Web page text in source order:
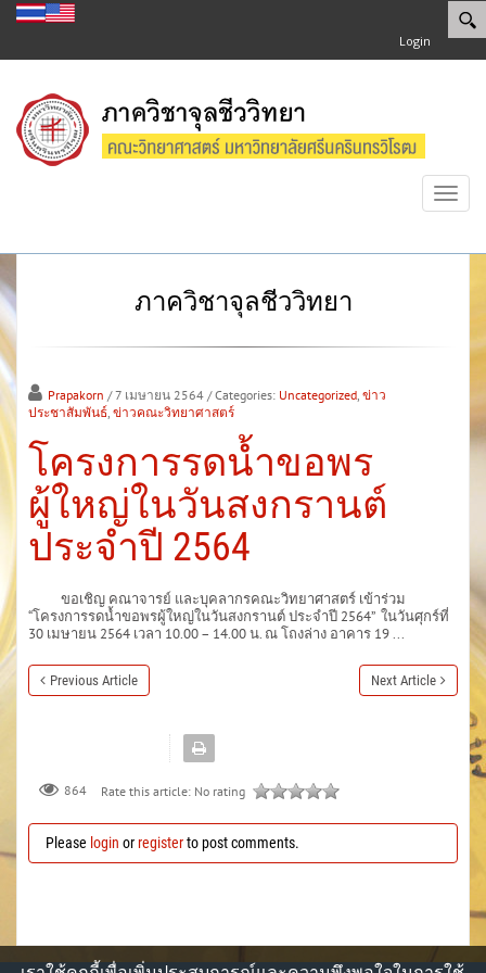
Login
ภาควิชาจุลชีววิทยา
Prapakorn / 7 เมษายน 2564 / Categories: Uncategorized ข่าว
ประชาสัมพันธ์ ข่าวคณะวิทยาศาสตร์
โครงการรดน้ำขอพร
ผู้ใหญ่ในวันสงกรานต์
ประจำปี 2564
ขอเชิญ คณาจารย์ และบุคลากรคณะวิทยาศาสตร์ เข้าร่วม
“โครงการรดน้ำขอพรผู้ใหญ่ในวันสงกรานต์ ประจำปี 2564” ในวันศุกร์ที่
30 เมษายน 2564 เวลา 10.00 – 14.00 น. ณ โถงล่าง อาคาร 19 ...
Previous Article Next Article
864 Rate this article: No rating
Please login orregisterto post comments.